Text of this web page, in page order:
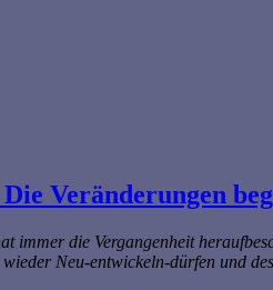
Veränderungen
immer die Vergangenheit
Neu-entwickeln-dürfen und